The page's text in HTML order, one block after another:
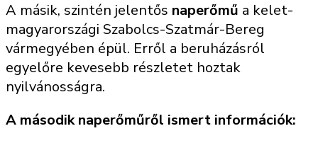
A másik, szintén jelentős naperőmű a kelet-
magyarországi Szabolcs-Szatmár-Bereg
vármegyében épül. Erről a beruházásról
egyelőre kevesebb részletet hoztak
nyilvánosságra.
A második naperőműről ismert információk: